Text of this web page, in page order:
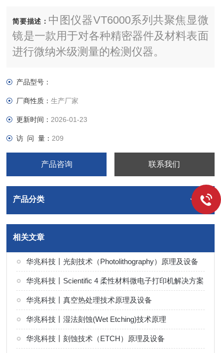
简要描述： 中图仪器VT6000系列共聚焦显微
镜是一款用于对各种精密器件及材料表面
进行微纳米级测量的检测仪器。
产品型号：
厂商性质：生产厂家
更新时间： 2026-01-23
访 问 量： 209
产品咨询 联系我们
产品分类
相关文章
华兆科技丨光刻技术（Photolithography）原理及设备
华兆科技丨Scientific 4 柔性材料微电子打印机解决方案
华兆科技丨真空热处理技术原理及设备
华兆科技丨湿法刻蚀(Wet Etching)技术原理
华兆科技丨刻蚀技术（ETCH）原理及设备